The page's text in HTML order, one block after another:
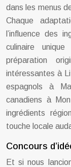
dans les menus
Chaque
l’influence des
culinaire
préparation
intéressantes à
espagnols à
canadiens à
ingrédients
touche locale
Concours
Et si nous